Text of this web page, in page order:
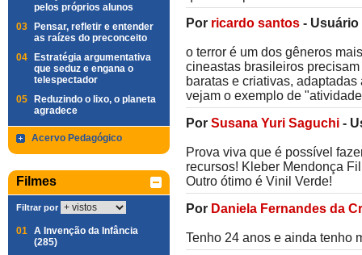
pelos próprios alunos
03
Pensar, refletir e entender
as raízes do preconceito
04
Estratégia argumentativa
que seduz e engana o
telespectador
05
Reduzindo o lixo, o planeta
agradece
Acervo Pedagógico
Filmes
Filtrar por
01 A Invenção da Infância
(285)
Por ricardo santos - Usuário
o terror é um dos gêneros
cineastas brasileiros
baratas e criativas,
vejam o exemplo de
Por Susana Yuri Saguchi -
Prova viva que é possível
recursos! Kleber Mendonça
Outro ótimo é Vinil Verde!
Por Daniela Fernandes da
Tenho 24 anos e ainda tenho